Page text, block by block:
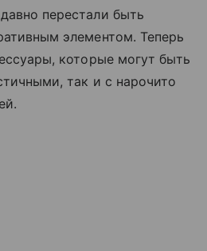
перестали быть
элементом. Теперь
которые могут быть
так и с нарочито